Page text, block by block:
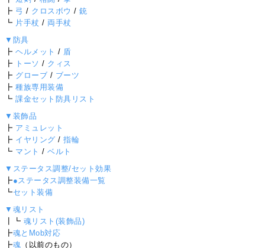
┣ 弓 / クロスボウ /銃
┗ 片手杖 / 両手杖
▼防具
┣ヘルメット / 盾
┣ トーソ / クィス
┣ グローブ / ブーツ
┣種族専用装備
┗課金セット防具リスト
▼装飾品
┣ アミュレット
┣ イヤリング /指輪
┗ マント /ベルト
▼ステータス調整/セット効果
┣●ステータス調整装備一覧
┗セット装備
▼魂リスト
┃┗ 魂リスト(装飾品)
┣魂とMob対応
┣魂 （以前のもの）